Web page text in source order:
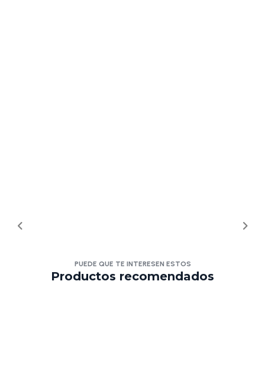
PUEDE QUE TE INTERESEN ESTOS
Productos recomendados